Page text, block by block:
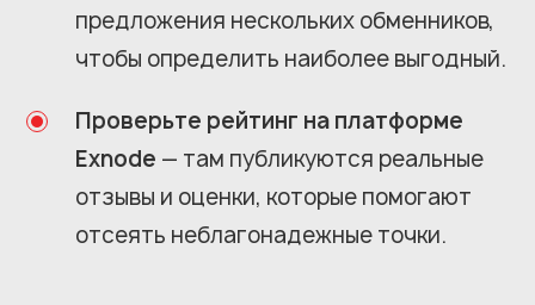
предложения нескольких обменников,
чтобы определить наиболее выгодный.
Проверьте рейтинг на платформе
Exnode — там публикуются реальные
отзывы и оценки, которые помогают
отсеять неблагонадежные точки.